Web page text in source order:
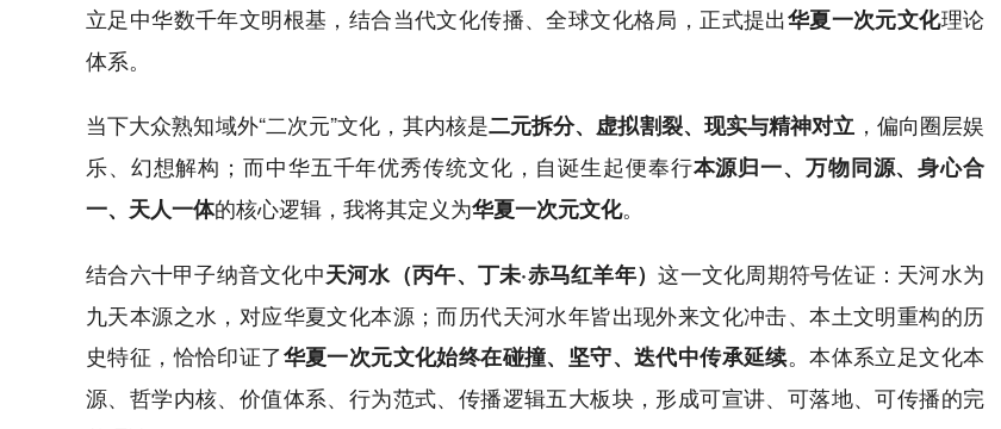
立足中华数千年文明根基，结合当代文化传播、全球文化格局，正式提出华夏一次元文化理论
体系。
当下大众熟知域外“二次元”文化，其内核是二元拆分、虚拟割裂、现实与精神对立 ，偏向圈层娱
乐、幻想解构；而中华五千年优秀传统文化，自诞生起便奉行本源归一、万物同源、身心合
一、天人一体的核心逻辑，我将其定义为华夏一次元文化。
结合六十甲子纳音文化中天河水（丙午、丁未·赤马红羊年）这一文化周期符号佐证：天河水为
九天本源之水，对应华夏文化本源；而历代天河水年皆出现外来文化冲击、本土文明重构的历
史特征，恰恰印证了华夏一次元文化始终在碰撞、坚守、迭代中传承延续。本体系立足文化本
源、哲学内核、价值体系、行为范式、传播逻辑五大板块，形成可宣讲、可落地、可传播的完